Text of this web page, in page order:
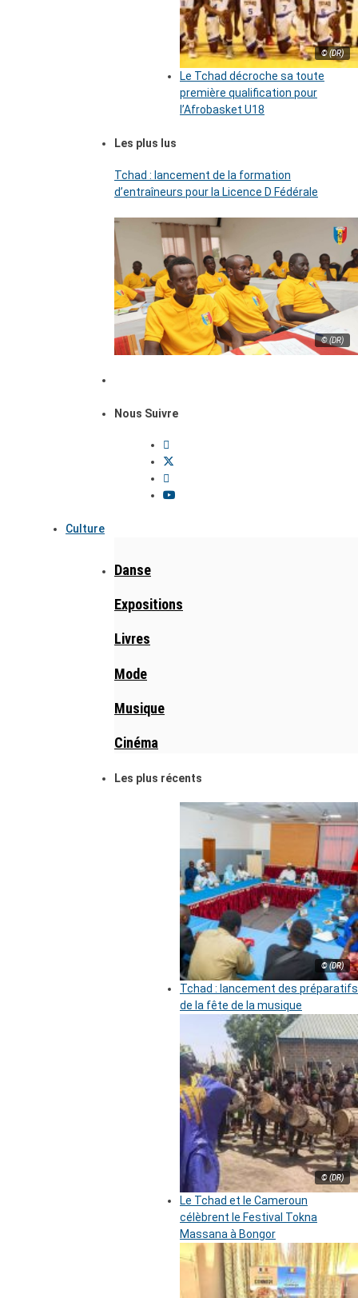
© (DR)
Le Tchad décroche sa toute
première qualification pour
l’Afrobasket U18
Les plus lus
Tchad : lancement de la formation
d’entraîneurs pour la Licence D Fédérale
© (DR)
Nous Suivre
Culture
Danse
Expositions
Livres
Mode
Musique
Cinéma
Les plus récents
© (DR)
Tchad : lancement des préparatifs
de la fête de la musique
© (DR)
Le Tchad et le Cameroun
célèbrent le Festival Tokna
Massana à Bongor